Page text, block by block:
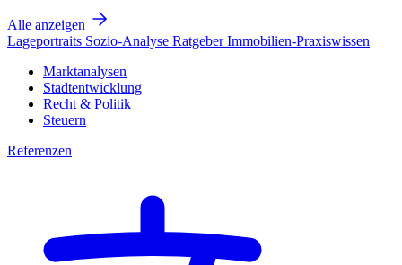
Alle anzeigen
Lageportraits Sozio-Analyse RatgeberImmobilien-Praxiswissen
Marktanalysen
Stadtentwicklung
Recht & Politik
Steuern
Referenzen